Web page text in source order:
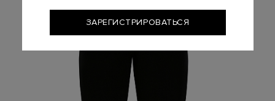
ЗАРЕГИСТРИРОВАТЬСЯ